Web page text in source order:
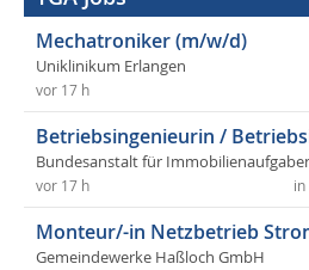
Mechatroniker (m/w/d)
Uniklinikum Erlangen
vor 17 h
Betriebsingenieurin /
Bundesanstalt für
in
vor 17 h
Monteur/-in Netzbetrieb
Gemeindewerke Haßloch GmbH